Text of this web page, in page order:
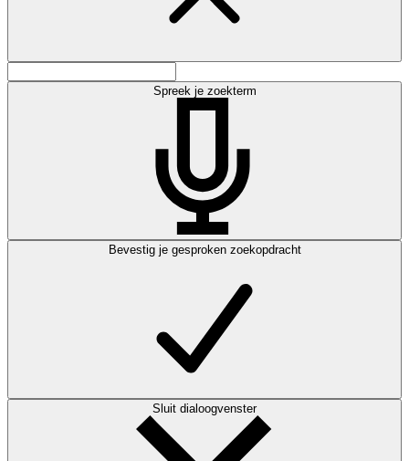
Spreek je zoekterm
Bevestig je gesproken zoekopdracht
Sluit dialoogvenster